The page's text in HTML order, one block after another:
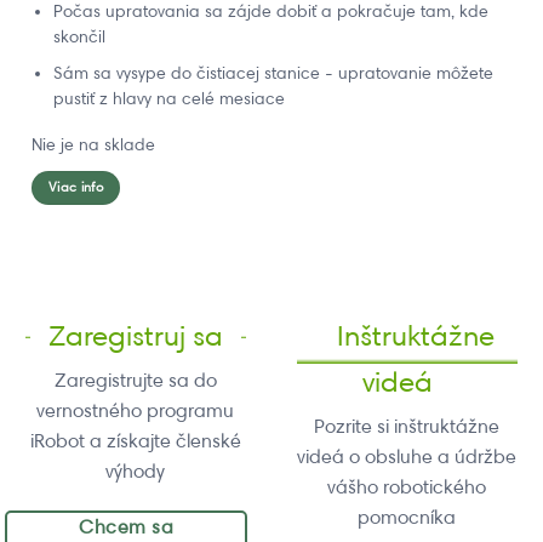
Počas upratovania sa zájde dobiť a pokračuje tam, kde
skončil
Sám sa vysype do čistiacej stanice - upratovanie môžete
pustiť z hlavy na celé mesiace
Nie je na sklade
Viac info
Zaregistruj sa
Zaregistrujte sa do
vernostného programu
iRobot a získajte členské
výhody
Chcem sa
Inštruktážne
videá
Pozrite si inštruktážne
videá o obsluhe a údržbe
vášho robotického
pomocníka